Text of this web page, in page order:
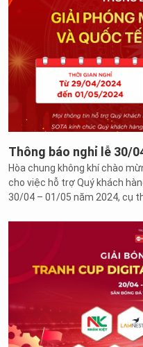
Thông báo nghỉ lễ 30/
Hòa chung không khí chào
cho việc hỗ trợ Quý khách
30/04 – 01/05 năm 2024, cụ